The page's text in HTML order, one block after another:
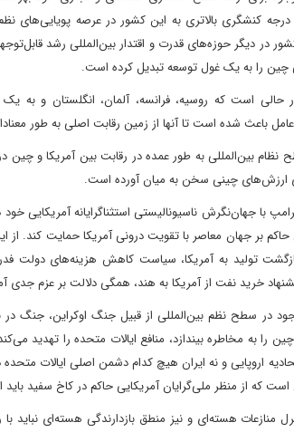
کنشگری بالاتری به این کشور در عرصه پویایی‌های
در دیگر حوزه‌های قدرت و اقتدار بین‌المللی رشد
را به یک غول توسعه تبدیل کرده است.
حالی است که روسیه، فرانسه، آلمان، انگلستان و به یک
باعث شده است تا آنها از زمین رقابت اصلی به طور
بین‌المللی به طور عمده در رقابت بین آمریکا و
ارزش‌های چینی سخن به میان آورده است.
با جهان‌نگرش ناسیونالیستی استثناگرایانه
حاکم بر جهان معاصر با تقویت درونی آمریکا حمایت کند.
خرید نفت از آمریکا به هند، همگی دلالت بر عزم جدی
در سطح نظم بین‌المللی از قبیل جنگ اوکراین، جنگ
را به مخاطره بیندازد، منافع ایالات متحده را تهدید
اروپایی و نه ایران هیچ کدام دشمن اصلی ایالات
است که از منظر ملی‌گرایان آمریکایی حاکم در کاخ سفید
منازعات هسته‌ای و نیز منطق بازدارندگی هسته‌ای نباید